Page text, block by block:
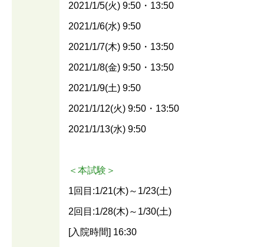
2021/1/5(火) 9:50・13:50
2021/1/6(水) 9:50
2021/1/7(木) 9:50・13:50
2021/1/8(金) 9:50・13:50
2021/1/9(土) 9:50
2021/1/12(火) 9:50・13:50
2021/1/13(水) 9:50
＜本試験＞
1回目:1/21(木)～1/23(土)
2回目:1/28(木)～1/30(土)
[入院時間] 16:30